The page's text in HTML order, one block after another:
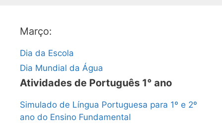
Março:
Dia da Escola
Dia Mundial da Água
Atividades de Português 1° ano
Simulado de Língua Portuguesa para 1º e 2º
ano do Ensino Fundamental